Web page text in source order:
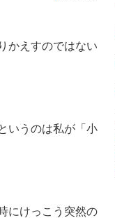
かえすのではない
いうのは私が「小
にけっこう突然の